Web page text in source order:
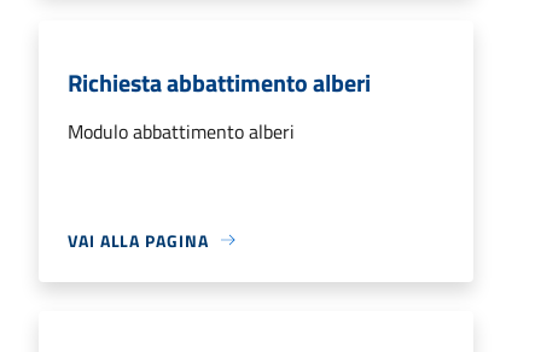
Richiesta abbattimento alberi
Modulo abbattimento alberi
VAI ALLA PAGINA